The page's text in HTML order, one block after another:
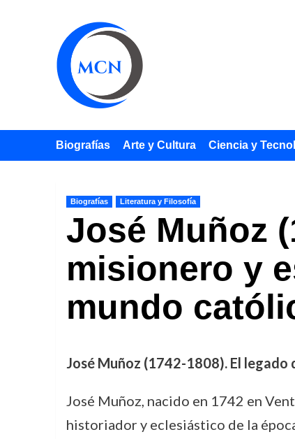
Biografías Arte y Cultura Ciencia y
Biografías Literatura y Filosofía
José Muñoz
misionero y
mundo
José Muñoz (1742-1808). El
José Muñoz, nacido en 1742 en
historiador y eclesiástico de la